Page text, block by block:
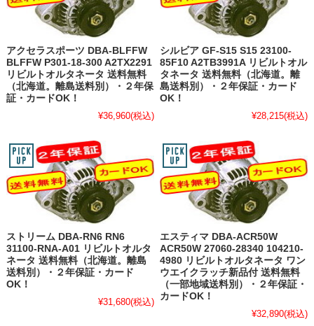
アクセラスポーツ DBA-BLFFW
BLFFW P301-18-300 A2TX2291
リビルトオルタネータ 送料無料
（北海道。離島送料別）・２年保
証・カードOK！
¥36,960(税込)
シルビア GF-S15 S15 23100-
85F10 A2TB3991A リビルトオル
タネータ 送料無料（北海道。離
島送料別）・２年保証・カード
OK！
¥28,215(税込)
ストリーム DBA-RN6 RN6
31100-RNA-A01 リビルトオルタ
ネータ 送料無料（北海道。離島
送料別）・２年保証・カード
OK！
¥31,680(税込)
エスティマ DBA-ACR50W
ACR50W 27060-28340 104210-
4980 リビルトオルタネータ ワン
ウエイクラッチ新品付 送料無料
（一部地域送料別）・２年保証・
カードOK！
¥32,890(税込)